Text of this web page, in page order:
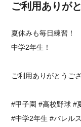
ご利用ありが
夏休みも毎日練習！
中学2年生！
ご利用ありがとうご
#甲子園 #高校野球 #
#中学2年生 #バレル